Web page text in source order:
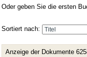
Oder geben Sie die ersten
Sortiert nach:
Anzeige der Dokumente